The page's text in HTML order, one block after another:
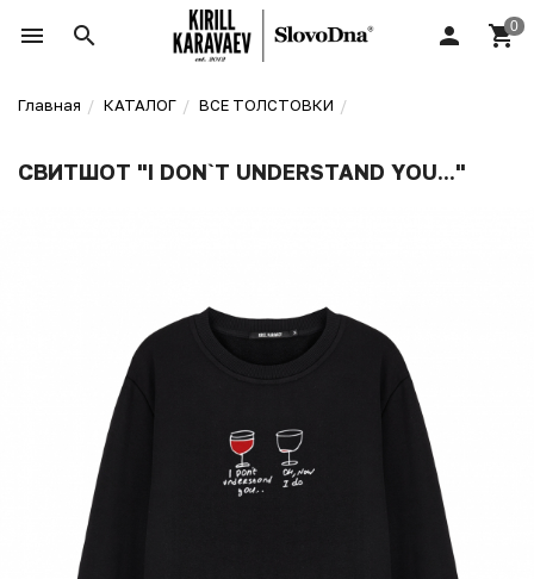
Главная КАТАЛОГ ВСЕ ТОЛСТОВКИ
СВИТШОТ "I DON`T UNDERSTAND YOU..."